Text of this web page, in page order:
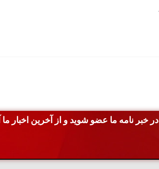
در خبر نامه ما عضو شوید و از آخرین اخبار ما